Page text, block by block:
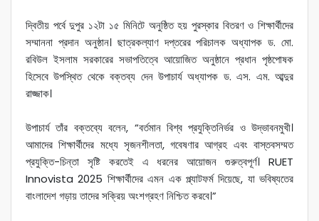
দ্বিতীয় পর্বে দুপুর ১২টা ১৫ মিনিটে অনুষ্ঠিত হয় পুরস্কার বিতরণ ও শিক্ষার্থীদের
সম্মাননা প্রদান অনুষ্ঠান। ছাত্রকল্যাণ দপ্তরের পরিচালক অধ্যাপক ড. মো.
রবিউল ইসলাম সরকারের সভাপতিত্বে আয়োজিত অনুষ্ঠানে প্রধান পৃষ্ঠপোষক
হিসেবে উপস্থিত থেকে বক্তব্য দেন উপাচার্য অধ্যাপক ড. এস. এম. আব্দুর
রাজ্জাক।
উপাচার্য তাঁর বক্তব্যে বলেন, “বর্তমান বিশ্ব প্রযুক্তিনির্ভর ও উদ্ভাবনমুখী।
আমাদের শিক্ষার্থীদের মধ্যে সৃজনশীলতা, গবেষণার আগ্রহ এবং বাস্তবসম্মত
প্রযুক্তি-চিন্তা সৃষ্টি করতেই এ ধরনের আয়োজন গুরুত্বপূর্ণ। RUET
Innovista 2025 শিক্ষার্থীদের এমন এক প্ল্যাটফর্ম দিয়েছে, যা ভবিষ্যতের
বাংলাদেশ গড়ায় তাদের সক্রিয় অংশগ্রহণ নিশ্চিত করবে।”